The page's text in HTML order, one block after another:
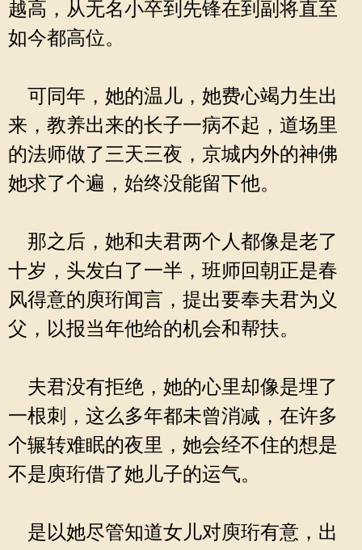
越高，从无名小卒到先锋在到副将直至
如今都高位。
可同年，她的温儿，她费心竭力生出
来，教养出来的长子一病不起，道场里
的法师做了三天三夜，京城内外的神佛
她求了个遍，始终没能留下他。
那之后，她和夫君两个人都像是老了
十岁，头发白了一半，班师回朝正是春
风得意的庾珩闻言，提出要奉夫君为义
父，以报当年他给的机会和帮扶。
夫君没有拒绝，她的心里却像是埋了
一根刺，这么多年都未曾消减，在许多
个辗转难眠的夜里，她会经不住的想是
不是庾珩借了她儿子的运气。
是以她尽管知道女儿对庾珩有意，出